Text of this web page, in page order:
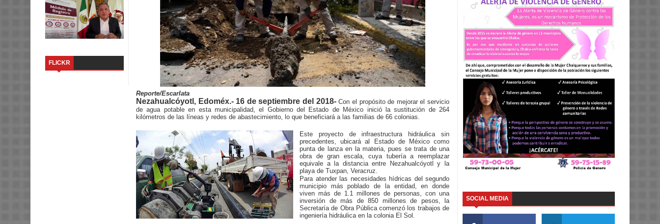
FLICKR
Reporte/Escarlata
Nezahualcóyotl, Edoméx.- 16 de septiembre del 2018- Con el propósito de mejorar el servicio
de agua potable en esta municipalidad, el Gobierno del Estado de México inició la sustitución de 264
kilómetros de las líneas y redes de abastecimiento, lo que beneficiará a las familias de 66 colonias.
Este proyecto de infraestructura hidráulica sin
precedentes, ubicará al Estado de México como
punta de lanza en la materia, pues se trata de una
obra de gran escala, cuya tubería a reemplazar
equivale a la distancia entre Nezahualcóyotl y la
playa de Tuxpan, Veracruz.
Para atender las necesidades hídricas del segundo
municipio más poblado de la entidad, en donde
viven más de 1.1 millones de personas, con una
inversión de más de 850 millones de pesos, la
Secretaría de Obra Pública comenzó los trabajos de
ingeniería hidráulica en la colonia El Sol.
SOCIAL MEDIA